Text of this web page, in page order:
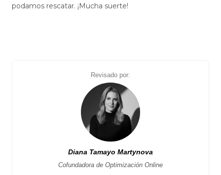
podamos rescatar. ¡Mucha suerte!
Revisado por:
Diana Tamayo Martynova
Cofundadora de Optimización Online